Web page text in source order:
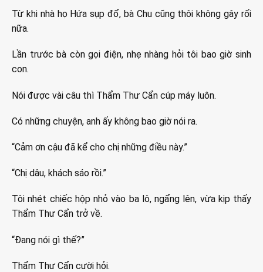
Từ khi nhà họ Hứa sụp đổ, bà Chu cũng thôi không gây rối
nữa.
Lần trước bà còn gọi điện, nhẹ nhàng hỏi tôi bao giờ sinh
con.
Nói được vài câu thì Thẩm Thư Cẩn cúp máy luôn.
Có những chuyện, anh ấy không bao giờ nói ra.
“Cảm ơn cậu đã kể cho chị những điều này.”
“Chị dâu, khách sáo rồi.”
Tôi nhét chiếc hộp nhỏ vào ba lô, ngẩng lên, vừa kịp thấy
Thẩm Thư Cẩn trở về.
“Đang nói gì thế?”
Thẩm Thư Cẩn cười hỏi.